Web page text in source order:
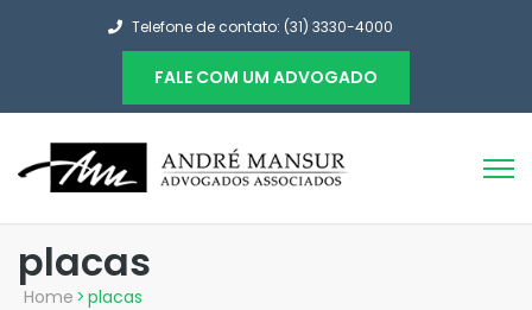
Telefone de contato: (31) 3330-4000
FALE COM UM ADVOGADO
placas
Home > placas